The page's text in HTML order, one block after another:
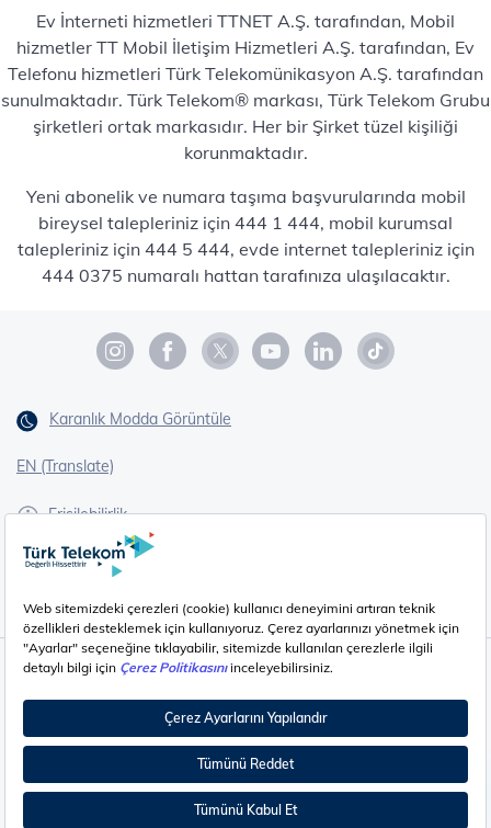
Ev İnterneti hizmetleri TTNET A.Ş. tarafından, Mobil
hizmetler TT Mobil İletişim Hizmetleri A.Ş. tarafından, Ev
Telefonu hizmetleri Türk Telekomünikasyon A.Ş. tarafından
sunulmaktadır. Türk Telekom® markası, Türk Telekom Grubu
şirketleri ortak markasıdır. Her bir Şirket tüzel kişiliği
korunmaktadır.
Yeni abonelik ve numara taşıma başvurularında mobil
bireysel talepleriniz için 444 1 444, mobil kurumsal
talepleriniz için 444 5 444, evde internet talepleriniz için
444 0375 numaralı hattan tarafınıza ulaşılacaktır.
Karanlık Modda Görüntüle
EN (Translate)
Erişilebilirlik
İşaret Dili Çevirisi
Çerez Ayarları